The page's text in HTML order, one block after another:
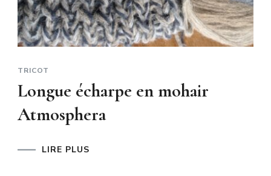
TRICOT
Longue écharpe en mohair
Atmosphera
LIRE PLUS